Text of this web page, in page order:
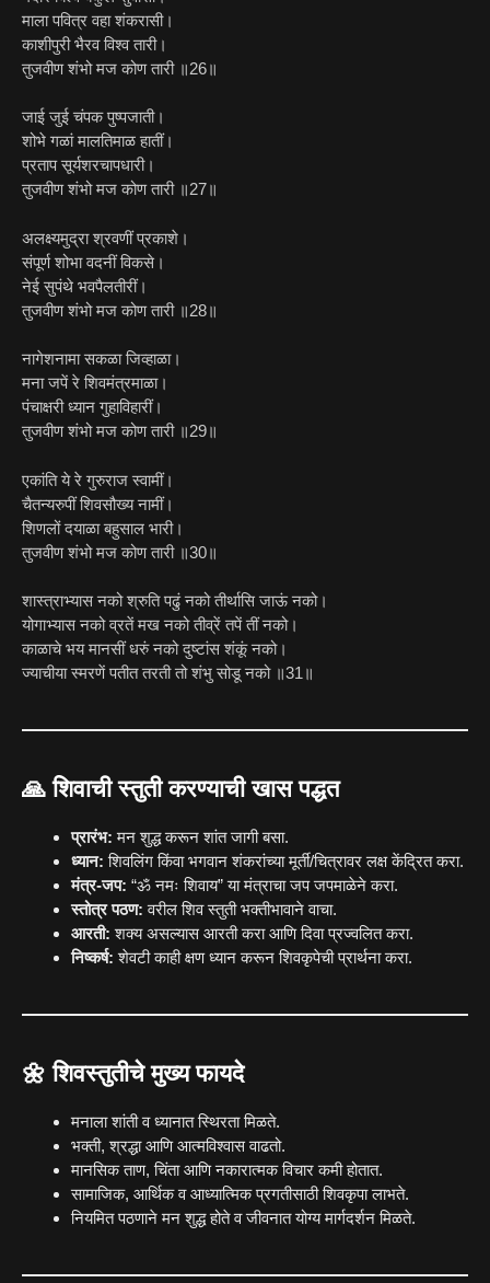
माला पवित्र वहा शंकरासी।
काशीपुरी भैरव विश्व तारी।
तुजवीण शंभो मज कोण तारी ॥26॥
जाई जुई चंपक पुष्पजाती।
शोभे गळां मालतिमाळ हातीं।
प्रताप सूर्यशरचापधारी।
तुजवीण शंभो मज कोण तारी ॥27॥
अलक्ष्यमुद्रा श्रवणीं प्रकाशे।
संपूर्ण शोभा वदनीं विकसे।
नेई सुपंथे भवपैलतीरीं।
तुजवीण शंभो मज कोण तारी ॥28॥
नागेशनामा सकळा जिव्हाळा।
मना जपें रे शिवमंत्रमाळा।
पंचाक्षरी ध्यान गुहाविहारीं।
तुजवीण शंभो मज कोण तारी ॥29॥
एकांति ये रे गुरुराज स्वामीं।
चैतन्यरुपीं शिवसौख्य नामीं।
शिणलों दयाळा बहुसाल भारी।
तुजवीण शंभो मज कोण तारी ॥30॥
शास्त्राभ्यास नको श्रुति पढुं नको तीर्थासि जाऊं नको।
योगाभ्यास नको व्रतें मख नको तीव्रें तपें तीं नको।
काळाचे भय मानसीं धरुं नको दुष्टांस शंकूं नको।
ज्याचीया स्मरणें पतीत तरती तो शंभु सोडू नको ॥31॥
🙏 शिवाची स्तुती करण्याची खास पद्धत
प्रारंभ: मन शुद्ध करून शांत जागी बसा.
ध्यान: शिवलिंग किंवा भगवान शंकरांच्या मूर्ती/चित्रावर लक्ष केंद्रित करा.
मंत्र-जप: “ॐ नमः शिवाय” या मंत्राचा जप जपमाळेने करा.
स्तोत्र पठण: वरील शिव स्तुती भक्तीभावाने वाचा.
आरती: शक्य असल्यास आरती करा आणि दिवा प्रज्वलित करा.
निष्कर्ष: शेवटी काही क्षण ध्यान करून शिवकृपेची प्रार्थना करा.
🌼 शिवस्तुतीचे मुख्य फायदे
मनाला शांती व ध्यानात स्थिरता मिळते.
भक्ती, श्रद्धा आणि आत्मविश्वास वाढतो.
मानसिक ताण, चिंता आणि नकारात्मक विचार कमी होतात.
सामाजिक, आर्थिक व आध्यात्मिक प्रगतीसाठी शिवकृपा लाभते.
नियमित पठणाने मन शुद्ध होते व जीवनात योग्य मार्गदर्शन मिळते.